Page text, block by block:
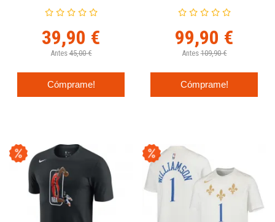
SWINGMAN JUNIOR
39,90 €
Antes 45,00 €
Cómprame!
Swingman
99,90 €
Antes 109,90 €
Cómprame!